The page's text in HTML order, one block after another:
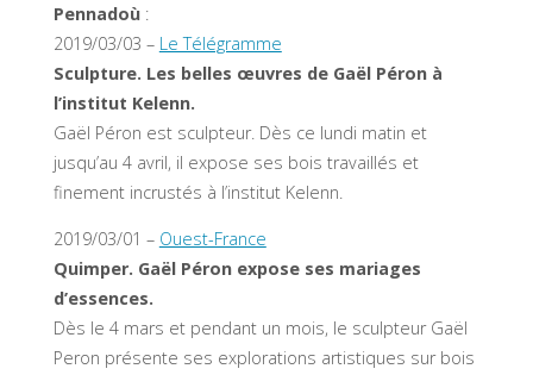
Pennadoù :
2019/03/03 – Le Télégramme
Sculpture. Les belles œuvres de Gaël Péron à
l’institut Kelenn.
Gaël Péron est sculpteur. Dès ce lundi matin et
jusqu’au 4 avril, il expose ses bois travaillés et
finement incrustés à l’institut Kelenn.
2019/03/01 – Ouest-France
Quimper. Gaël Péron expose ses mariages
d’essences.
Dès le 4 mars et pendant un mois, le sculpteur Gaël
Peron présente ses explorations artistiques sur bois